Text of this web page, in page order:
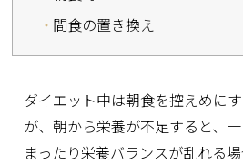
間食の置き換え
ダイエット中は朝食を控えめに
が、朝から栄養が不足すると、
まったり栄養バランスが乱れる場